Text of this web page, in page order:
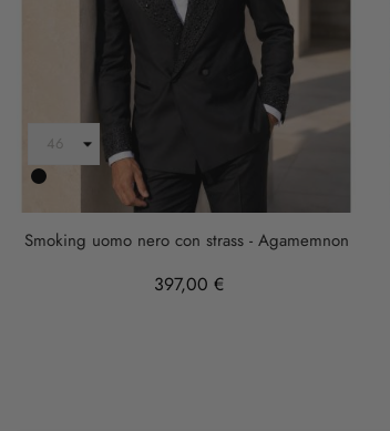
Nero
Smoking uomo nero con strass - Agamemnon
397,00 €